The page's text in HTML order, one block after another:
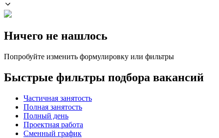
Ничего не нашлось
Попробуйте изменить формулировку или фильтры
Быстрые фильтры подбора вакансий
Частичная занятость
Полная занятость
Полный день
Проектная работа
Сменный график